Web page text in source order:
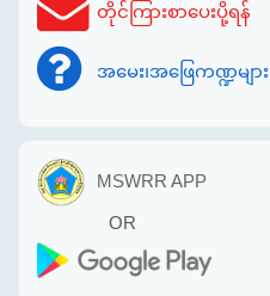
တိုင်ကြားစာပေးပို့ရန်
အမေး၊အဖြေကဏ္ဍများ
MSWRR APP
OR